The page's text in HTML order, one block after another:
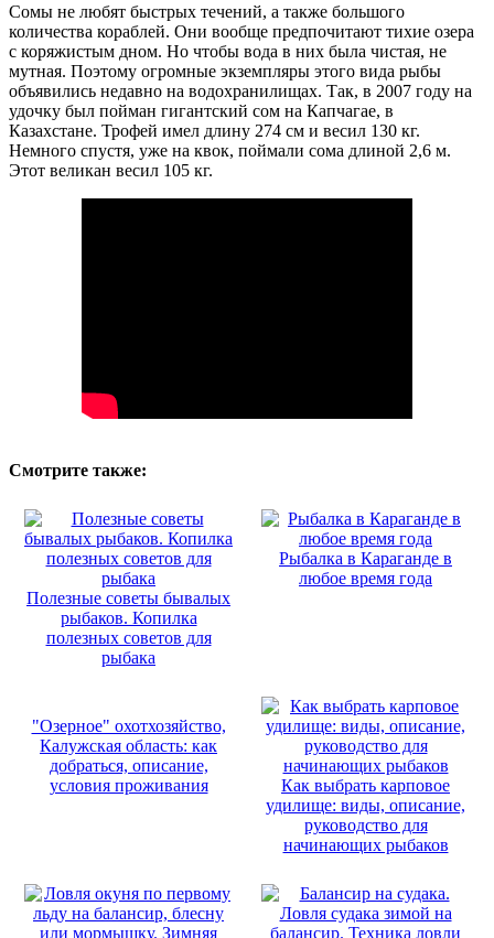
Сомы не любят быстрых течений, а также большого
количества кораблей. Они вообще предпочитают тихие озера
с коряжистым дном. Но чтобы вода в них была чистая, не
мутная. Поэтому огромные экземпляры этого вида рыбы
объявились недавно на водохранилищах. Так, в 2007 году на
удочку был пойман гигантский сом на Капчагае, в
Казахстане. Трофей имел длину 274 см и весил 130 кг.
Немного спустя, уже на квок, поймали сома длиной 2,6 м.
Этот великан весил 105 кг.
Смотрите также:
Полезные советы бывалых
рыбаков. Копилка
полезных советов для
рыбака
Рыбалка в Караганде в
любое время года
"Озерное" охотхозяйство,
Калужская область: как
добраться, описание,
условия проживания
Как выбрать карповое
удилище: виды, описание,
руководство для
начинающих рыбаков